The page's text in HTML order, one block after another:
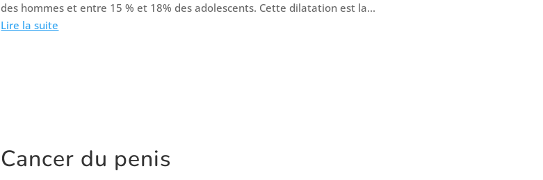
des hommes et entre 15 % et 18% des adolescents. Cette dilatation est la...
Lire la suite
Cancer du penis